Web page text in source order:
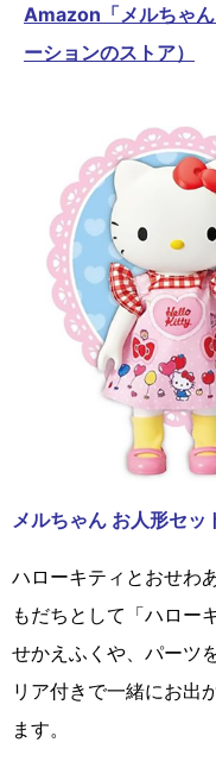
Amazon「メルちゃ
ーションのストア）
メルちゃん お人形セッ
ハローキティとおせわ
もだちとして「ハロー
せかえふくや、パーツ
リア付きで一緒にお出
ます。